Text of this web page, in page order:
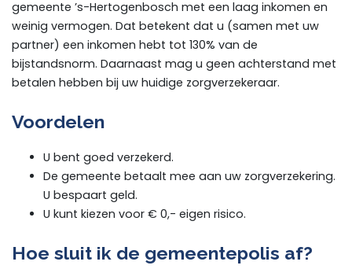
gemeente ’s-Hertogenbosch met een laag inkomen en
weinig vermogen. Dat betekent dat u (samen met uw
partner) een inkomen hebt tot 130% van de
bijstandsnorm. Daarnaast mag u geen achterstand met
betalen hebben bij uw huidige zorgverzekeraar.
Voordelen
U bent goed verzekerd.
De gemeente betaalt mee aan uw zorgverzekering.
U bespaart geld.
U kunt kiezen voor € 0,- eigen risico.
Hoe sluit ik de gemeentepolis af?